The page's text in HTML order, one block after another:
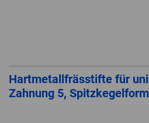
Hartmetallfrässtifte für
Zahnung 5,